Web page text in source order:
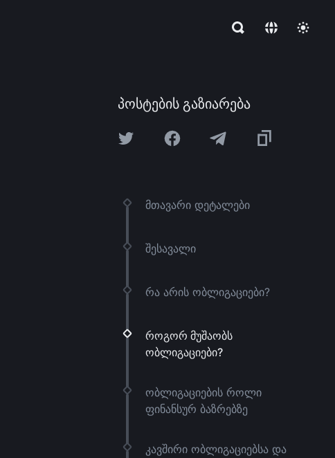
პოსტების გაზიარება
მთავარი დეტალები
შესავალი
რა არის ობლიგაციები?
როგორ მუშაობს
ობლიგაციები?
ობლიგაციების როლი
ფინანსურ ბაზრებზე
კავშირი ობლიგაციებსა და